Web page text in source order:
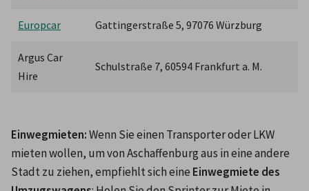
Europcar Gattingerstraße 5, 97076 Würzburg
Argus Car
Hire
Schulstraße 7, 60594 Frankfurt a. M.
Einwegmieten: Wenn Sie einen Transporter oder LKW
mieten wollen, um von Aschaffenburg aus in eine andere
Stadt zu ziehen, empfiehlt sich eine Einwegmiete des